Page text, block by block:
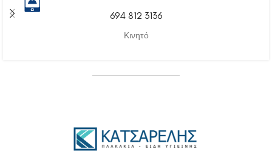
694 812 3136
Κινητό